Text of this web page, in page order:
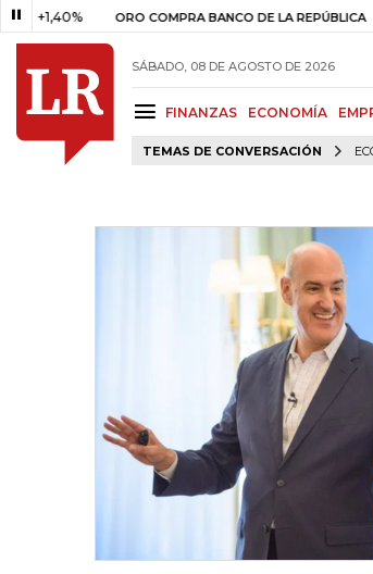
ORO COMPRA BANCO DE LA REPÚBLICA $
SÁBADO, 08 DE AGOSTO DE 2026
FINANZAS ECONOMÍA
TEMAS DE CONVERSACIÓN